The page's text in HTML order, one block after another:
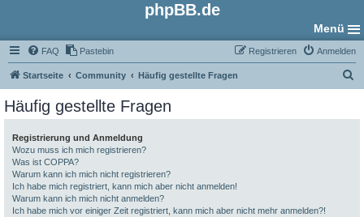
phpBB.de
Menü
FAQ Pastebin Anmelden
Registrieren
Startseite Community Häufig gestellte Fragen
Häufig gestellte Fragen
Registrierung und Anmeldung
Wozu muss ich mich registrieren?
Was ist COPPA?
Warum kann ich mich nicht registrieren?
Ich habe mich registriert, kann mich aber nicht anmelden!
Warum kann ich mich nicht anmelden?
Ich habe mich vor einiger Zeit registriert, kann mich aber nicht mehr anmelden?!